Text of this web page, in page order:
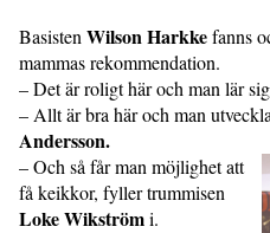
Basisten Wilson Harkkefanns
mammas rekommendation.
– Det är roligt här och man lär
– Allt är bra här och man
Andersson.
– Och så får man möjlighet att
få keikkor, fyller trummisen
Loke Wikströmi.